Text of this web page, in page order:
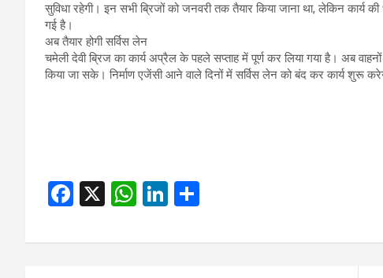
सुविधा रहेगी। इन सभी ब्रिजों को जनवरी तक तैयार किया जाना था, लेकिन कार्य
गई है।
अब तैयार होगी सर्विस लेन
चमेली देवी ब्रिज का कार्य अप्रैल के पहले सप्ताह में पूर्ण कर लिया गया है। अब
किया जा सके। निर्माण एजेंसी आने वाले दिनों में सर्विस लेन को बंद कर कार्य शुरू
F
ce
X
W
at
Li
ke ar